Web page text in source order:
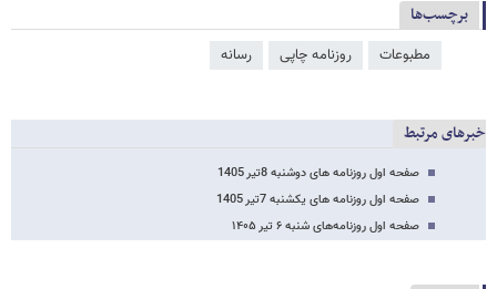
برچسب‌ها
مطبوعات روزنامه چاپی رسانه
خبرهای مرتبط
صفحه اول روزنامه های دوشنبه 8تیر 1405
صفحه اول روزنامه های یکشنبه 7تیر 1405
صفحه اول روزنامه‌های شنبه ۶ تیر ۱۴۰۵